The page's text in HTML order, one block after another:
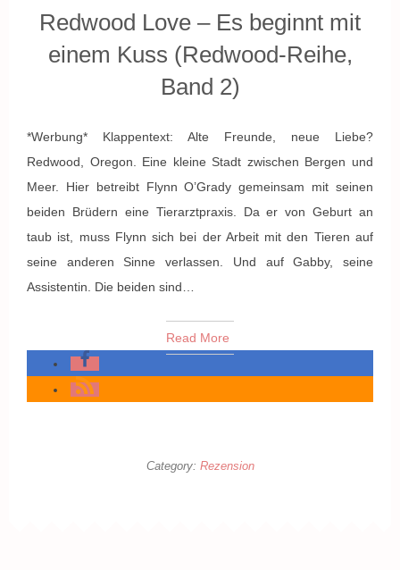
Redwood Love – Es beginnt mit
einem Kuss (Redwood-Reihe,
Band 2)
*Werbung* Klappentext: Alte Freunde, neue Liebe?
Redwood, Oregon. Eine kleine Stadt zwischen Bergen und
Meer. Hier betreibt Flynn O’Grady gemeinsam mit seinen
beiden Brüdern eine Tierarztpraxis. Da er von Geburt an
taub ist, muss Flynn sich bei der Arbeit mit den Tieren auf
seine anderen Sinne verlassen. Und auf Gabby, seine
Assistentin. Die beiden sind…
Read More
Category: Rezension